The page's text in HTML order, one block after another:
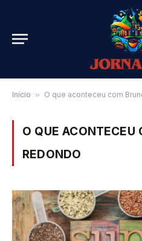
Início » O que aconteceu com
O QUE ACONTECEU
REDONDO